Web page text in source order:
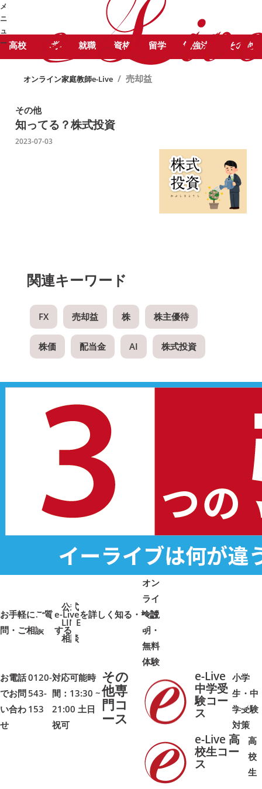
メ
ニ
ュ
ー
STUDY COLUMN
強コラム
売却益 に関する記事をピックアッ
プしています。
高校
大学 就職 資格 留学 勉強法 その他
オンライン家庭教師e-Live / 売却益
その他
知ってる？株式投資
2023-07-03
関連キーワード
FX 売却益 株 株主優待
株価 配当金 AI 株式投資
公式
LINE
相談
お手軽にご質
問・ご相談➜ ➜
オン
ライ
ン説
明・
無料
体験
e-Liveを詳しく知る・検討
する
➜➜
お電話
でお問
い合わ
せ
0120-
543-
153
対応可能時
間：13:30 ~
21:00 土日
祝可
その
他専
門コ
ース
e-Live
中学受
験コー
ス
小学
生・中
学受験
対策
➜➜
e-Live 高
校生コー
ス
高
校
生
➜➜